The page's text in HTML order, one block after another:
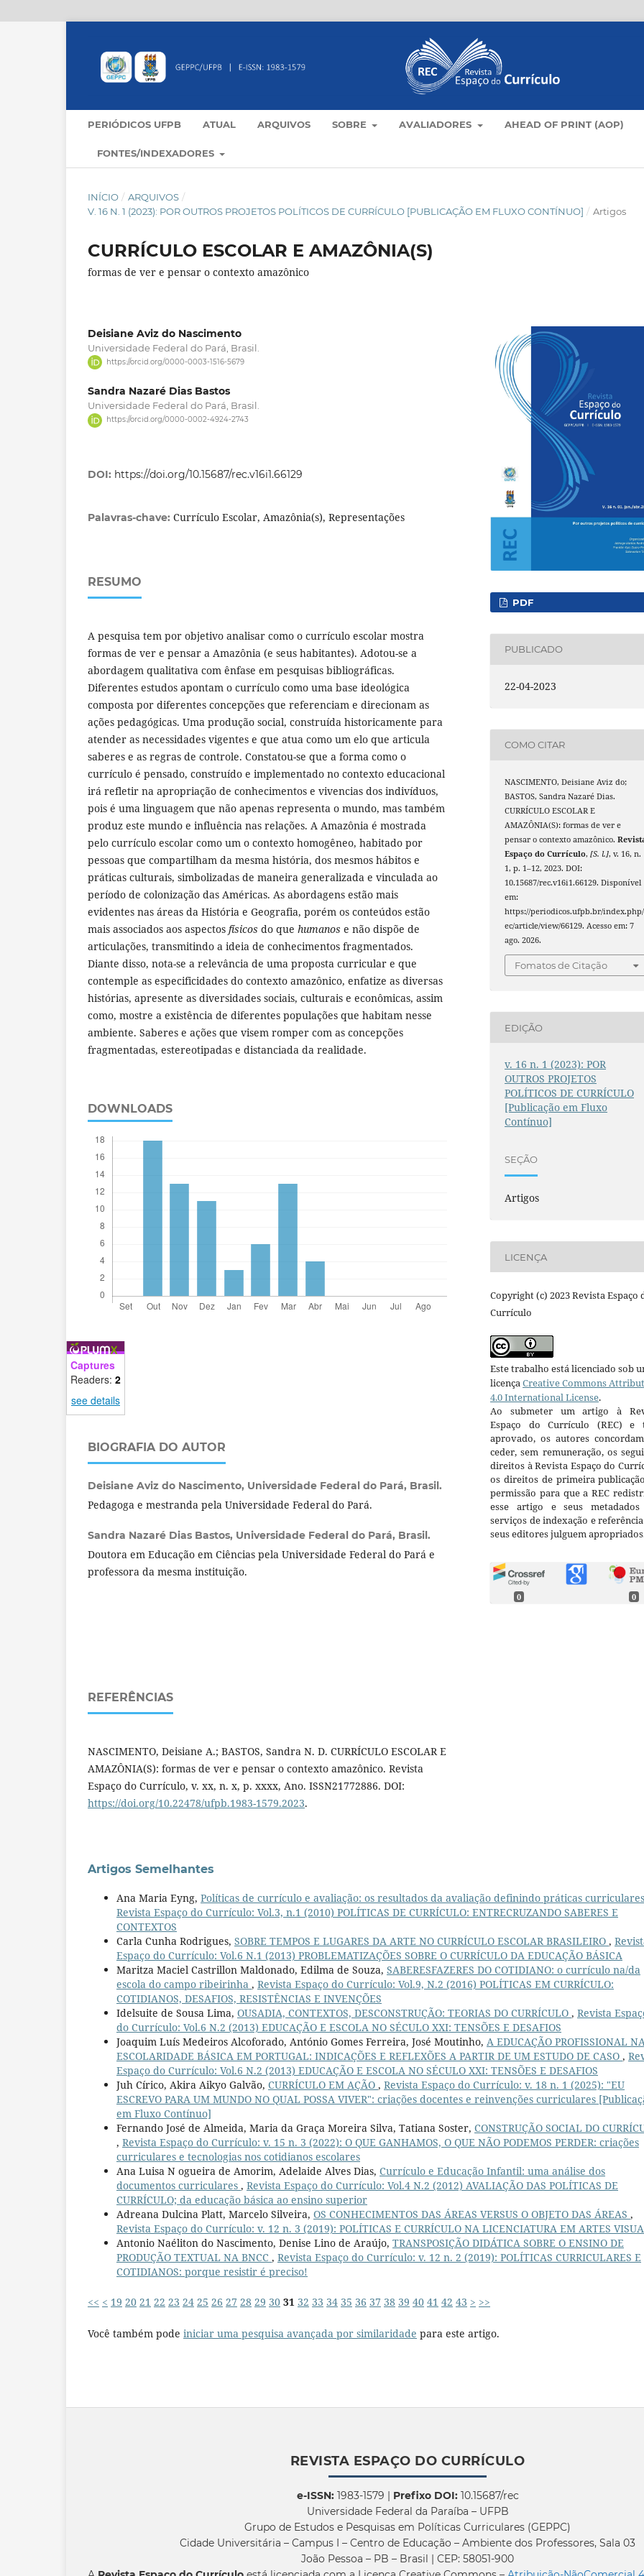
PERIÓDICOS UFPB ATUAL ARQUIVOS SOBRE AVALIADORES AHEAD OF PRINT (AOP)
FONTES/INDEXADORES
INÍCIO / ARQUIVOS /
V. 16 N. 1 (2023): POR OUTROS PROJETOS POLÍTICOS DE CURRÍCULO [PUBLICAÇÃO EM FLUXO CONTÍNUO] / Artigos
CURRÍCULO ESCOLAR E AMAZÔNIA(S)
formas de ver e pensar o contexto amazônico
Deisiane Aviz do Nascimento
Universidade Federal do Pará, Brasil.
https://orcid.org/0000-0003-1516-5679
Sandra Nazaré Dias Bastos
Universidade Federal do Pará, Brasil.
https://orcid.org/0000-0002-4924-2743
DOI: https://doi.org/10.15687/rec.v16i1.66129
Palavras-chave: Currículo Escolar, Amazônia(s), Representações
RESUMO
A pesquisa tem por objetivo analisar como o currículo escolar mostra
formas de ver e pensar a Amazônia (e seus habitantes). Adotou-se a
abordagem qualitativa com ênfase em pesquisas bibliográficas.
Diferentes estudos apontam o currículo como uma base ideológica
composta por diferentes concepções que referenciam e direcionam as
ações pedagógicas. Uma produção social, construída historicamente para
atender as necessidades vigentes e que atua como um elo que articula
saberes e as regras de controle. Constatou-se que a forma como o
currículo é pensado, construído e implementado no contexto educacional
irá refletir na apropriação de conhecimentos e vivencias dos indivíduos,
pois é uma linguagem que não apenas representa o mundo, mas também
produz este mundo e influência nas relações. A Amazônia é mostrada
pelo currículo escolar como um o contexto homogêneo, habitado por
pessoas que compartilham da mesma história, dos mesmos hábitos e
práticas culturais, simbolizadas de maneira generalizada e vinculada ao
período de colonização das Américas. As abordagens estão mais
evidentes nas áreas da História e Geografia, porém os conteúdos estão
mais associados aos aspectos físicos do que humanos e não dispõe de
articulações, transmitindo a ideia de conhecimentos fragmentados.
Diante disso, nota-se a relevância de uma proposta curricular e que
contemple as especificidades do contexto amazônico, enfatize as diversas
histórias, apresente as diversidades sociais, culturais e econômicas, assim
como, mostre a existência de diferentes populações que habitam nesse
ambiente. Saberes e ações que visem romper com as concepções
fragmentadas, estereotipadas e distanciada da realidade.
DOWNLOADS
Captures
Readers: 2
see details
BIOGRAFIA DO AUTOR
Deisiane Aviz do Nascimento, Universidade Federal do Pará, Brasil.
Pedagoga e mestranda pela Universidade Federal do Pará.
Sandra Nazaré Dias Bastos, Universidade Federal do Pará, Brasil.
Doutora em Educação em Ciências pela Universidade Federal do Pará e
professora da mesma instituição.
REFERÊNCIAS
NASCIMENTO, Deisiane A.; BASTOS, Sandra N. D. CURRÍCULO ESCOLAR E
AMAZÔNIA(S): formas de ver e pensar o contexto amazônico. Revista
Espaço do Currículo, v. xx, n. x, p. xx­xx, Ano. ISSN2177­2886. DOI:
https://doi.org/10.22478/ufpb.1983-1579.2023.
PDF
PUBLICADO
22-04-2023
COMO CITAR
NASCIMENTO, Deisiane Aviz do;
BASTOS, Sandra Nazaré Dias.
CURRÍCULO ESCOLAR E
AMAZÔNIA(S): formas de ver e
pensar o contexto amazônico.
Espaço do Currículo,[S. l.], v. 16, n.
1, p. 1–12, 2023. DOI:
10.15687/rec.v16i1.66129. Disponível
em:
https://periodicos.ufpb.br/
ec/article/view/66129. Acesso em: 7
ago. 2026.
Fomatos de Citação
EDIÇÃO
v. 16 n. 1 (2023): POR
OUTROS PROJETOS
POLÍTICOS DE CURRÍCULO
[Publicação em Fluxo
Contínuo]
SEÇÃO
Artigos
LICENÇA
Copyright (c) 2023 Revista Espaço
Currículo
Este trabalho está licenciado sob
licençaCreative Commons
4.0 International License.
Ao submeter um artigo à
Espaço do Currículo (REC) e
aprovado, os autores
ceder, sem remuneração, os
direitos à Revista Espaço do
os direitos de primeira
permissão para que a REC
esse artigo e seus metadados
serviços de indexação e
seus editores julguem
0 0
Artigos Semelhantes
Ana Maria Eyng, Políticas de currículo e avaliação: os resultados da avaliação definindo práticas curriculares
Revista Espaço do Currículo: Vol.3, n.1 (2010) POLÍTICAS DE CURRÍCULO: ENTRECRUZANDO SABERES E
CONTEXTOS
Carla Cunha Rodrigues, SOBRE TEMPOS E LUGARES DA ARTE NO CURRÍCULO ESCOLAR BRASILEIRO ,
Espaço do Currículo: Vol.6 N.1 (2013) PROBLEMATIZAÇÕES SOBRE O CURRÍCULO DA EDUCAÇÃO BÁSICA
Maritza Maciel Castrillon Maldonado, Edilma de Souza, SABERESFAZERES DO COTIDIANO: o currículo na/da
escola do campo ribeirinha , Revista Espaço do Currículo: Vol.9, N.2 (2016) POLÍTICAS EM CURRÍCULO:
COTIDIANOS, DESAFIOS, RESISTÊNCIAS E INVENÇÕES
Idelsuite de Sousa Lima, OUSADIA, CONTEXTOS, DESCONSTRUÇÃO: TEORIAS DO CURRÍCULO , Revista
do Currículo: Vol.6 N.2 (2013) EDUCAÇÃO E ESCOLA NO SÉCULO XXI: TENSÕES E DESAFIOS
Joaquim Luís Medeiros Alcoforado, António Gomes Ferreira, José Moutinho, A EDUCAÇÃO PROFISSIONAL NA
ESCOLARIDADE BÁSICA EM PORTUGAL: INDICAÇÕES E REFLEXÕES A PARTIR DE UM ESTUDO DE CASO ,
Espaço do Currículo: Vol.6 N.2 (2013) EDUCAÇÃO E ESCOLA NO SÉCULO XXI: TENSÕES E DESAFIOS
Juh Círico, Akira Aikyo Galvão, CURRÍCULO EM AÇÃO , Revista Espaço do Currículo: v. 18 n. 1 (2025): "EU
ESCREVO PARA UM MUNDO NO QUAL POSSA VIVER": criações docentes e reinvenções curriculares
em Fluxo Contínuo]
Fernando José de Almeida, Maria da Graça Moreira Silva, Tatiana Soster, CONSTRUÇÃO SOCIAL DO
, Revista Espaço do Currículo: v. 15 n. 3 (2022): O QUE GANHAMOS, O QUE NÃO PODEMOS PERDER: criações
curriculares e tecnologias nos cotidianos escolares
Ana Luisa N ogueira de Amorim, Adelaide Alves Dias, Currículo e Educação Infantil: uma análise dos
documentos curriculares , Revista Espaço do Currículo: Vol.4 N.2 (2012) AVALIAÇÃO DAS POLÍTICAS DE
CURRÍCULO; da educação básica ao ensino superior
Adreana Dulcina Platt, Marcelo Silveira, OS CONHECIMENTOS DAS ÁREAS VERSUS O OBJETO DAS ÁREAS ,
Revista Espaço do Currículo: v. 12 n. 3 (2019): POLÍTICAS E CURRÍCULO NA LICENCIATURA EM ARTES
Antonio Naéliton do Nascimento, Denise Lino de Araújo, TRANSPOSIÇÃO DIDÁTICA SOBRE O ENSINO DE
PRODUÇÃO TEXTUAL NA BNCC , Revista Espaço do Currículo: v. 12 n. 2 (2019): POLÍTICAS CURRICULARES E
COTIDIANOS: porque resistir é preciso!
<< < 19 20 21 22 23 24 25 26 27 28 29 30 31 32 33 34 35 36 37 38 39 40 41 42 43 > >>
Você também pode iniciar uma pesquisa avançada por similaridade para este artigo.
REVISTA ESPAÇO DO CURRÍCULO
e-ISSN:1983-1579 | Prefixo DOI:10.15687/rec
Universidade Federal da Paraíba – UFPB
Grupo de Estudos e Pesquisas em Políticas Curriculares (GEPPC)
Cidade Universitária – Campus I – Centro de Educação – Ambiente dos Professores, Sala 03
João Pessoa – PB – Brasil | CEP: 58051-900